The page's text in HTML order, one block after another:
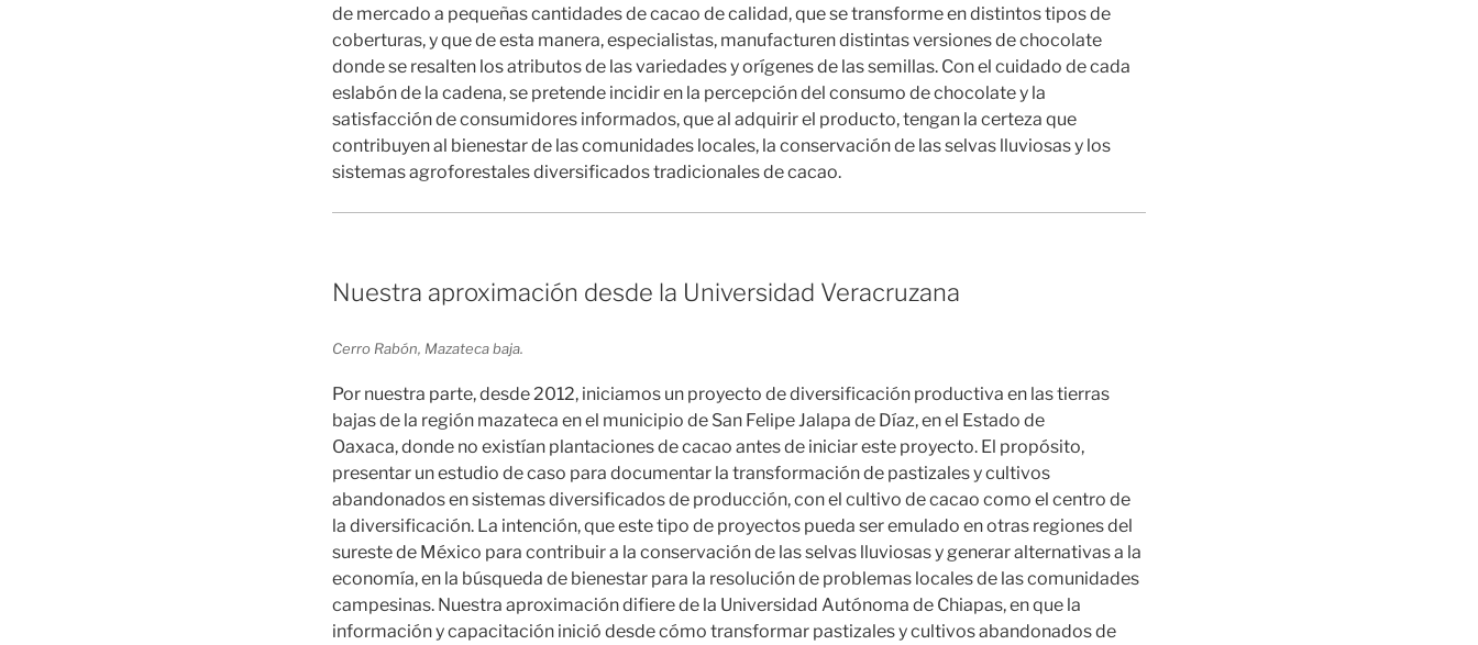
de mercado a pequeñas cantidades de cacao de calidad, que se transforme en distintos tipos de
coberturas, y que de esta manera, especialistas, manufacturen distintas versiones de chocolate
donde se resalten los atributos de las variedades y orígenes de las semillas. Con el cuidado de cada
eslabón de la cadena, se pretende incidir en la percepción del consumo de chocolate y la
satisfacción de consumidores informados, que al adquirir el producto, tengan la certeza que
contribuyen al bienestar de las comunidades locales, la conservación de las selvas lluviosas y los
sistemas agroforestales diversificados tradicionales de cacao.
Nuestra aproximación desde la Universidad Veracruzana
Cerro Rabón, Mazateca baja.
Por nuestra parte, desde 2012, iniciamos un proyecto de diversificación productiva en las tierras
bajas de la región mazateca en el municipio de San Felipe Jalapa de Díaz, en el Estado de
Oaxaca, donde no existían plantaciones de cacao antes de iniciar este proyecto. El propósito,
presentar un estudio de caso para documentar la transformación de pastizales y cultivos
abandonados en sistemas diversificados de producción, con el cultivo de cacao como el centro de
la diversificación. La intención, que este tipo de proyectos pueda ser emulado en otras regiones del
sureste de México para contribuir a la conservación de las selvas lluviosas y generar alternativas a la
economía, en la búsqueda de bienestar para la resolución de problemas locales de las comunidades
campesinas. Nuestra aproximación difiere de la Universidad Autónoma de Chiapas, en que la
información y capacitación inició desde cómo transformar pastizales y cultivos abandonados de